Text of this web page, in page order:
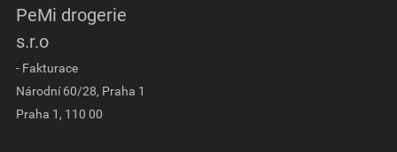
PeMi drogerie
s.r.o
- Fakturace
Národní 60/28, Praha 1
Praha 1, 110 00